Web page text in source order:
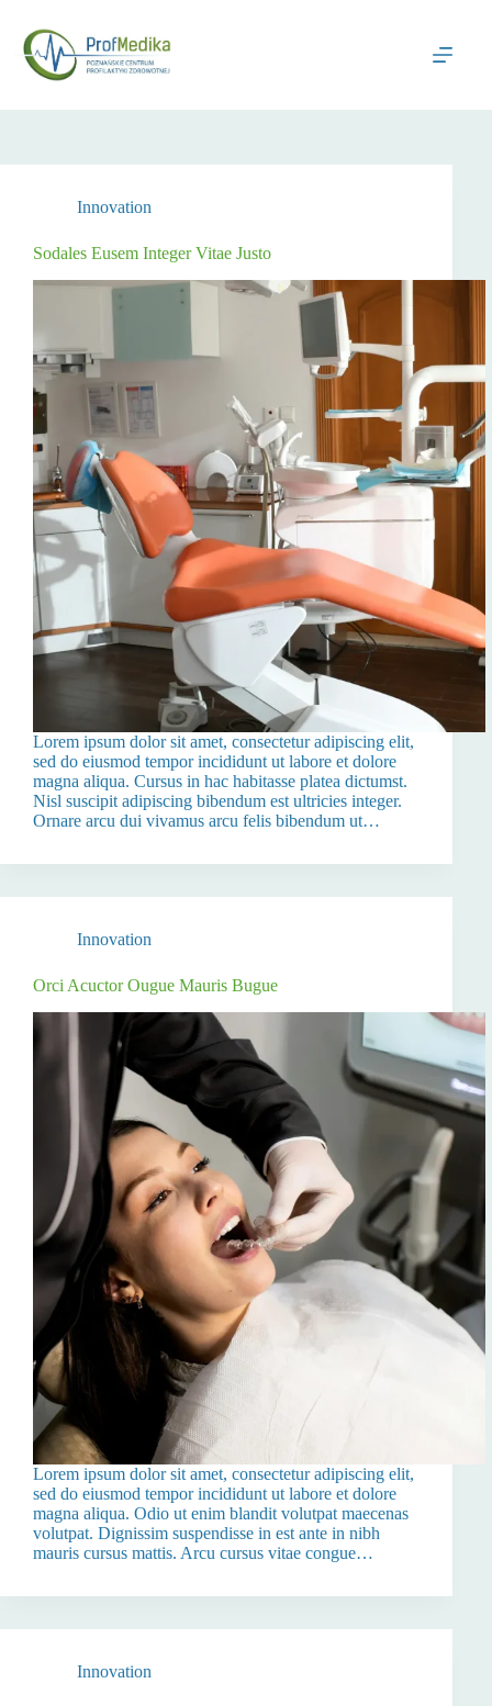
treści
Innovation
Sodales Eusem Integer Vitae Justo
Lorem ipsum dolor sit amet, consectetur adipiscing elit,
sed do eiusmod tempor incididunt ut labore et dolore
magna aliqua. Cursus in hac habitasse platea dictumst.
Nisl suscipit adipiscing bibendum est ultricies integer.
Ornare arcu dui vivamus arcu felis bibendum ut…
Innovation
Orci Acuctor Ougue Mauris Bugue
Lorem ipsum dolor sit amet, consectetur adipiscing elit,
sed do eiusmod tempor incididunt ut labore et dolore
magna aliqua. Odio ut enim blandit volutpat maecenas
volutpat. Dignissim suspendisse in est ante in nibh
mauris cursus mattis. Arcu cursus vitae congue…
Innovation